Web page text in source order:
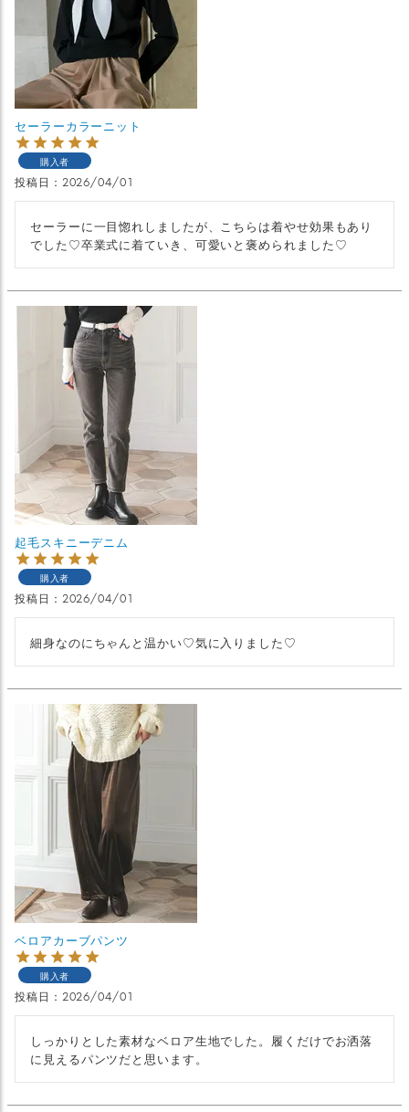
セーラーカラーニット
購入者
投稿日 2026/04/01
セーラーに一目惚れしましたが、こちらは着やせ効果もあり
でした♡卒業式に着ていき、可愛いと褒められました♡
起毛スキニーデニム
購入者
投稿日 2026/04/01
細身なのにちゃんと温かい♡気に入りました♡
ベロアカーブパンツ
購入者
投稿日 2026/04/01
しっかりとした素材なベロア生地でした。履くだけでお洒落
に見えるパンツだと思います。